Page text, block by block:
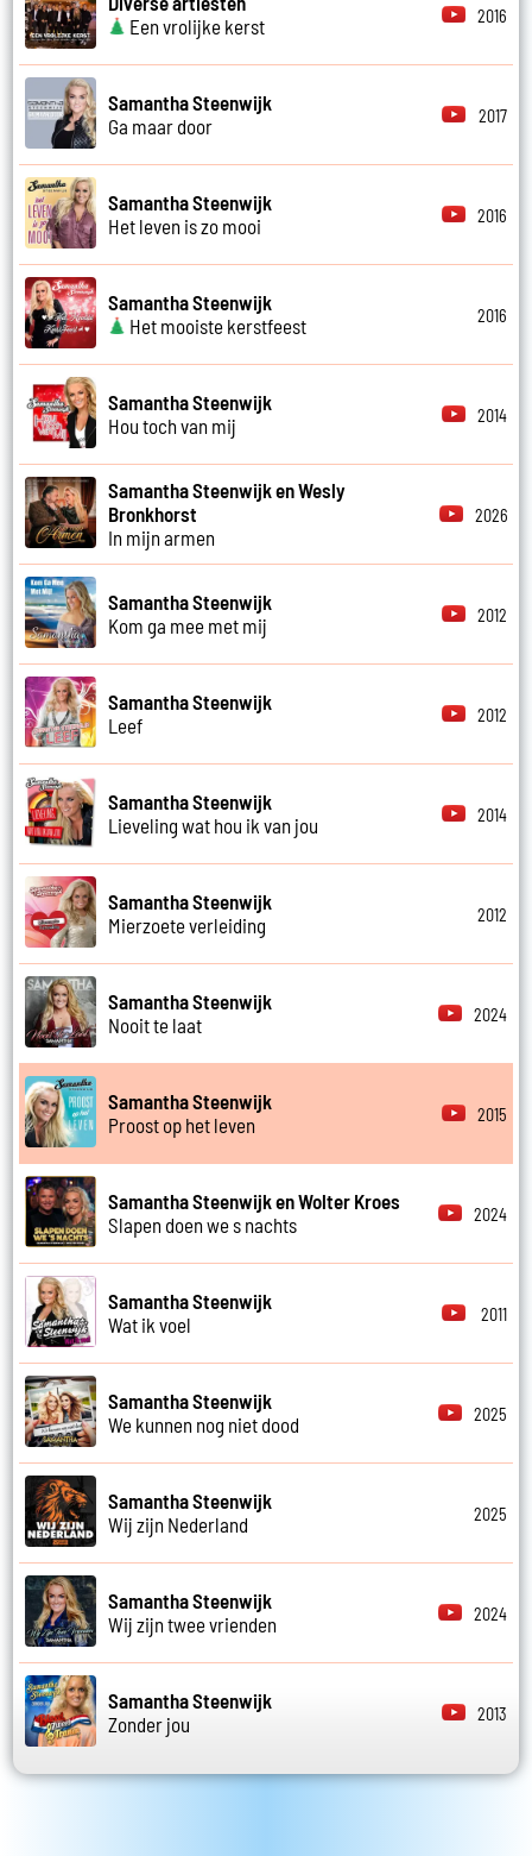
Een vrolijke kerst
2016
Samantha Steenwijk
Ga maar door
2017
Samantha Steenwijk
Het leven is zo mooi
2016
Samantha Steenwijk
Het mooiste kerstfeest
2016
Samantha Steenwijk
Hou toch van mij
2014
Samantha Steenwijk en Wesly
Bronkhorst
In mijn armen
2026
Samantha Steenwijk
Kom ga mee met mij
2012
Samantha Steenwijk
Leef
2012
Samantha Steenwijk
Lieveling wat hou ik van jou
2014
Samantha Steenwijk
Mierzoete verleiding
2012
Samantha Steenwijk
Nooit te laat
2024
Samantha Steenwijk
Proost op het leven
2015
Samantha Steenwijk en Wolter Kroes
Slapen doen we s nachts
2024
Samantha Steenwijk
Wat ik voel
2011
Samantha Steenwijk
We kunnen nog niet dood
2025
Samantha Steenwijk
Wij zijn Nederland
2025
Samantha Steenwijk
Wij zijn twee vrienden
2024
Samantha Steenwijk
Zonder jou
2013